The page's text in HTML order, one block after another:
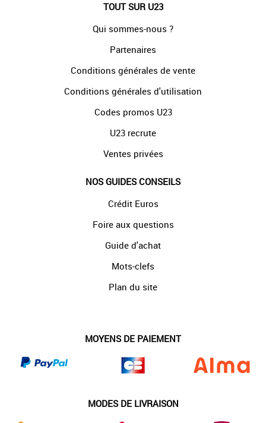
TOUT SUR U23
Qui sommes-nous ?
Partenaires
Conditions générales de vente
Conditions générales d'utilisation
Codes promos U23
U23 recrute
Ventes privées
NOS GUIDES CONSEILS
Crédit Euros
Foire aux questions
Guide d'achat
Mots-clefs
Plan du site
MOYENS DE PAIEMENT
MODES DE LIVRAISON